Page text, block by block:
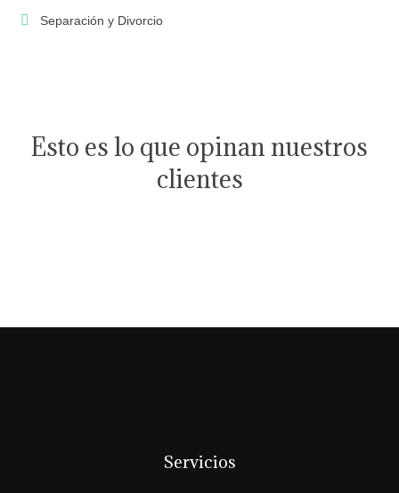
Separación y Divorcio
Esto es lo que opinan nuestros
clientes
Servicios